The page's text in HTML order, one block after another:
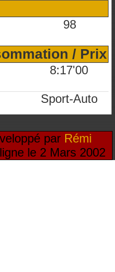
98
/ Prix
8:17'00
Sport-Auto
par Rémi
le 2 Mars 2002